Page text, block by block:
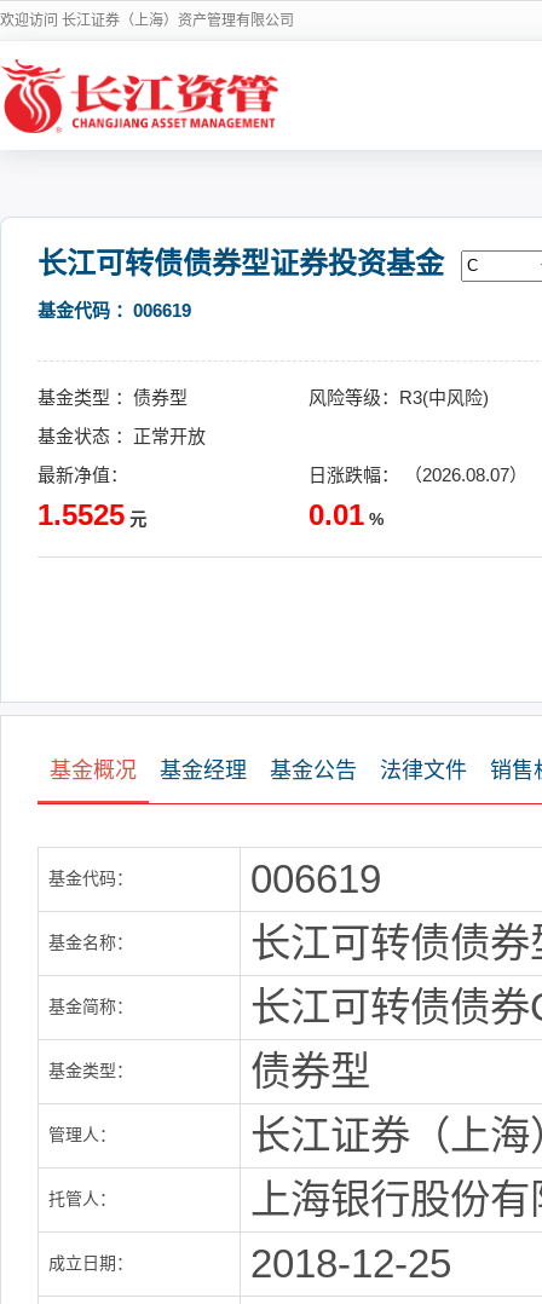
欢迎访问 长江证券（上海）资产管理有限公司
长江可转债债券型证券投资基金
基金代码 ：006619
基金类型 ：债券型
风险等级：R3(中风险)
基金状态 ：正常开放
最新净值：
1.5525 元
日涨跌幅： （2026.08.07）
0.01 %
基金概况 基金经理 基金公告 法律文件 销售
基金代码： 006619
基金名称： 长江可转债债
基金简称： 长江可转债债券
基金类型： 债券型
管理人： 长江证券（上
托管人： 上海银行股份
成立日期： 2018-12-25